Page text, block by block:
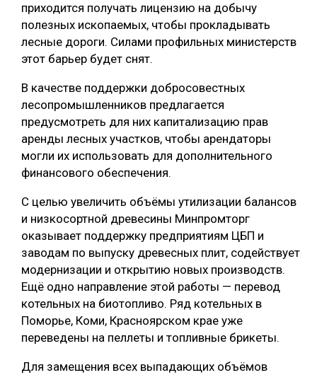
СОРТИРОВКА ДРЕВЕСИНЫ
СУШКА ДРЕВЕСИНЫ
МЕБЕЛЬНОЕ ПРОИЗВОДСТВО
приходится получать лицензию на добычу
полезных ископаемых, чтобы прокладывать
лесные дороги. Силами профильных министерств
этот барьер будет снят.
В качестве поддержки добросовестных
лесопромышленников предлагается
предусмотреть для них капитализацию прав
аренды лесных участков, чтобы арендаторы
могли их использовать для дополнительного
финансового обеспечения.
С целью увеличить объёмы утилизации балансов
и низкосортной древесины Минпромторг
оказывает поддержку предприятиям ЦБП и
заводам по выпуску древесных плит, содействует
модернизации и открытию новых производств.
Ещё одно направление этой работы — перевод
котельных на биотопливо. Ряд котельных в
Поморье, Коми, Красноярском крае уже
переведены на пеллеты и топливные брикеты.
Для замещения всех выпадающих объёмов